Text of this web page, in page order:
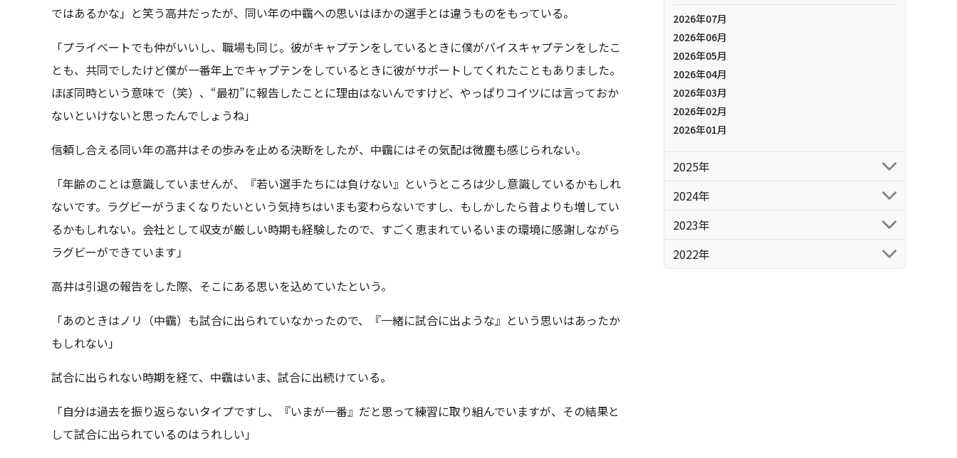
ではあるかな」と笑う高井だったが、同い年の中靍への思いはほかの選手とは違うものをもっている。
「プライベートでも仲がいいし、職場も同じ。彼がキャプテンをしているときに僕がバイスキャプテンをしたこ
とも、共同でしたけど僕が一番年上でキャプテンをしているときに彼がサポートしてくれたこともありました。
ほぼ同時という意味で（笑）、“最初”に報告したことに理由はないんですけど、やっぱりコイツには言っておか
ないといけないと思ったんでしょうね」
信頼し合える同い年の高井はその歩みを止める決断をしたが、中靍にはその気配は微塵も感じられない。
「年齢のことは意識していませんが、『若い選手たちには負けない』というところは少し意識しているかもしれ
ないです。ラグビーがうまくなりたいという気持ちはいまも変わらないですし、もしかしたら昔よりも増してい
るかもしれない。会社として収支が厳しい時期も経験したので、すごく恵まれているいまの環境に感謝しながら
ラグビーができています」
高井は引退の報告をした際、そこにある思いを込めていたという。
「あのときはノリ（中靍）も試合に出られていなかったので、『一緒に試合に出ような』という思いはあったか
もしれない」
試合に出られない時期を経て、中靍はいま、試合に出続けている。
「自分は過去を振り返らないタイプですし、『いまが一番』だと思って練習に取り組んでいますが、その結果と
して試合に出られているのはうれしい」
2026年07月
2026年06月
2026年05月
2026年04月
2026年03月
2026年02月
2026年01月
2025年
2024年
2023年
2022年